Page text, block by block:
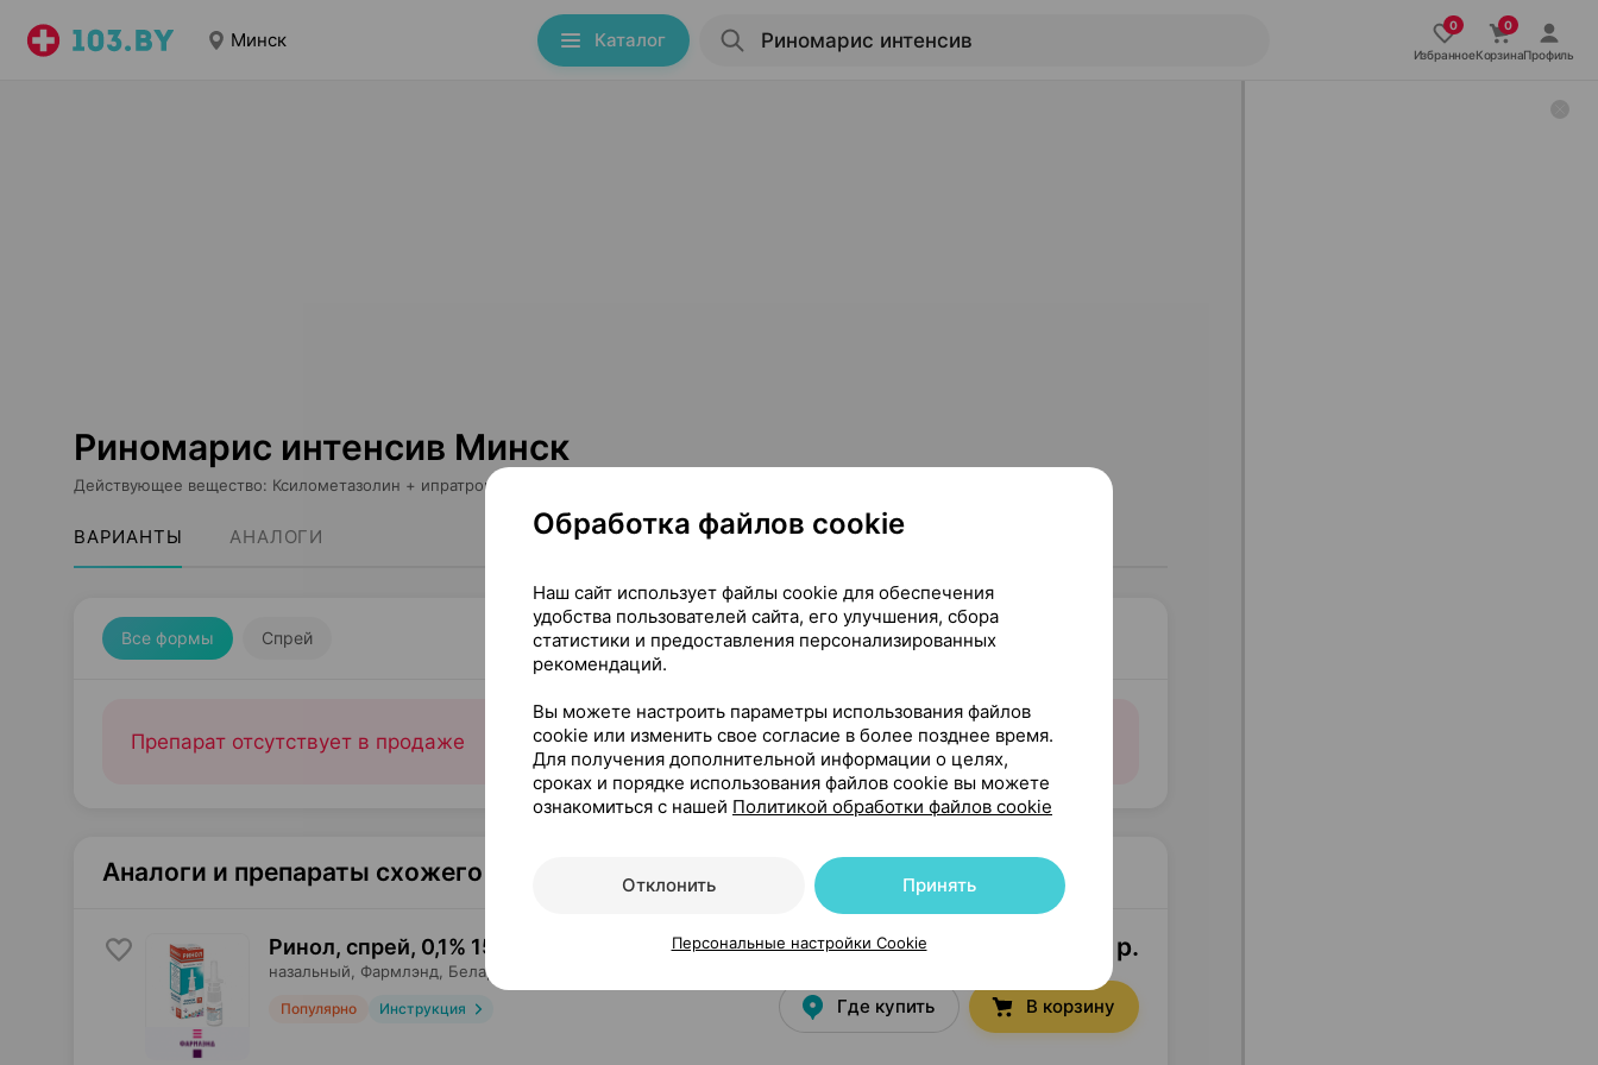
Минск Каталог
ИзбранноеКорзинаПрофиль
Риномарис интенсив Минск
Действующее вещество: Ксилометазолин + ипратропия бромид
ВАРИАНТЫ АНАЛОГИ
Все формы Спрей
Препарат отсутствует в продаже
Аналоги и препараты схожего терапевтического действия
Ринол, спрей, 0,1% 15 мл
назальный, Фармлэнд , Беларусь
Популярно Инструкция
8,50 — 11,33 р.
Где купить В корзину
Обработка файлов cookie
Наш сайт использует файлы cookie для обеспечения
удобства пользователей сайта, его улучшения, сбора
статистики и предоставления персонализированных
рекомендаций.
Вы можете настроить параметры использования файлов
cookie или изменить свое согласие в более позднее время.
Для получения дополнительной информации о целях,
сроках и порядке использования файлов cookie вы можете
ознакомиться с нашей Политикой обработки файлов cookie
Отклонить Принять
Персональные настройки Cookie